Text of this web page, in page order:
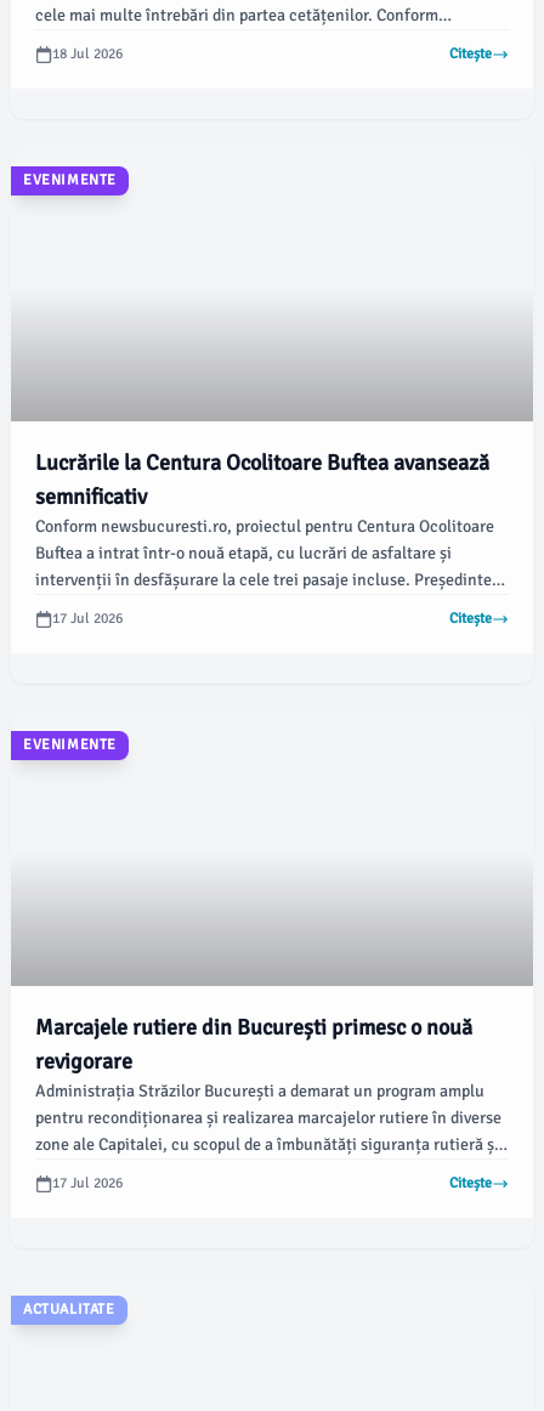
cele mai multe întrebări din partea cetățenilor. Conform
autorităților, lucrările de la rețeaua de apă și canalizare efectuate
de Apa Nova au fost finalizate, iar sistemul a fost testat și pus în
18 Jul 2026 Citește
EVENIMENTE
Lucrările la Centura Ocolitoare Buftea avansează
semnificativ
Conform newsbucuresti.ro, proiectul pentru Centura Ocolitoare
Buftea a intrat într-o nouă etapă, cu lucrări de asfaltare și
intervenții în desfășurare la cele trei pasaje incluse. Președintele
Consiliului Județean Ilfov, Hubert Thuma, împreună cu primarul
orașului Buftea, Gheorghe Pistol, au vizitat șantierul pentru a
17 Jul 2026 Citește
EVENIMENTE
Marcajele rutiere din București primesc o nouă
revigorare
Administrația Străzilor București a demarat un program amplu
pentru recondiționarea și realizarea marcajelor rutiere în diverse
zone ale Capitalei, cu scopul de a îmbunătăți siguranța rutieră și
de a fluidiza traficul, conform newsbucuresti.ro. Lucrările vizează
trasarea și reînnoirea trecerilor pentru pietoni, marcajelor din
17 Jul 2026 Citește
ACTUALITATE